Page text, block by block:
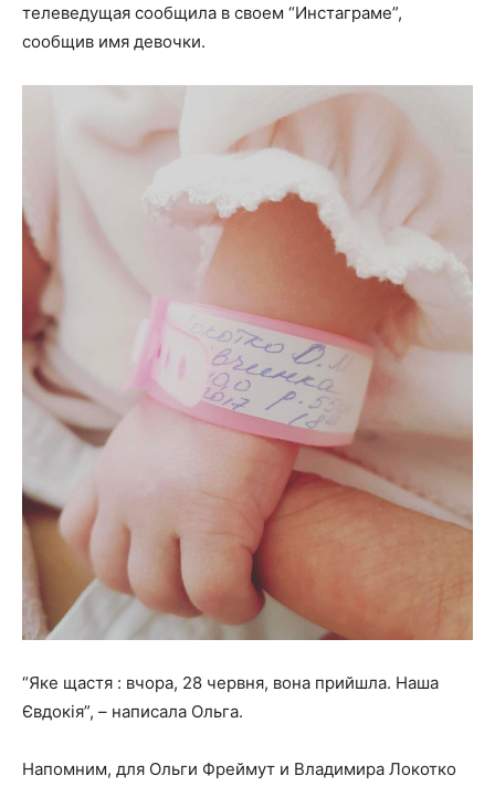
телеведущая сообщила в своем “Инстаграме”,
сообщив имя девочки.
“Яке щастя : вчора, 28 червня, вона прийшла. Наша
Євдокія”, – написала Ольга.
Напомним, для Ольги Фреймут и Владимира Локотко